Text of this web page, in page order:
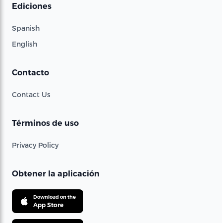
Ediciones
Spanish
English
Contacto
Contact Us
Términos de uso
Privacy Policy
Obtener la aplicación
Download on the
App Store